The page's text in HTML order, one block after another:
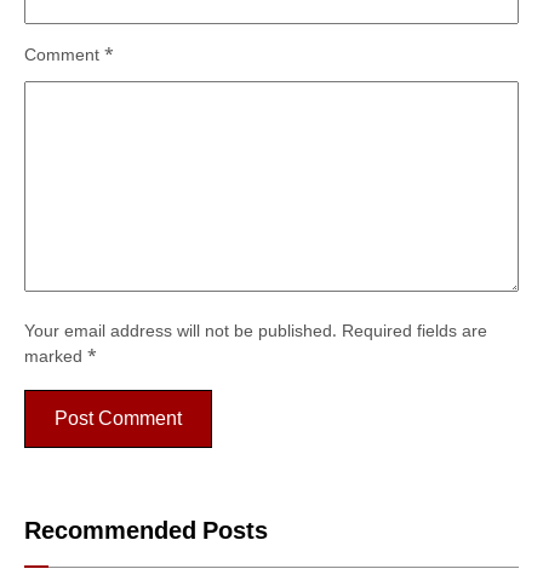
Your email address will not be published. Required fields are
marked *
Comment *
Recommended Posts